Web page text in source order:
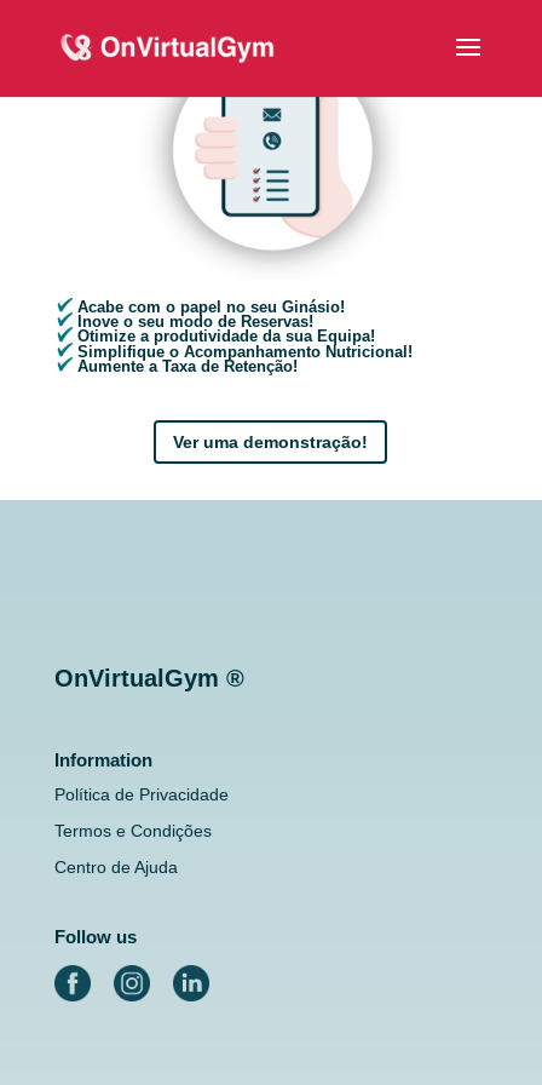
Acabe com o papel no seu Ginásio!
Inove o seu modo de Reservas!
Otimize a produtividade da sua Equipa!
Simplifique o Acompanhamento Nutricional!
Aumente a Taxa de Retenção!
Ver uma demonstração!
OnVirtualGym ®
Information
Política de Privacidade
Termos e Condições
Centro de Ajuda
Follow us